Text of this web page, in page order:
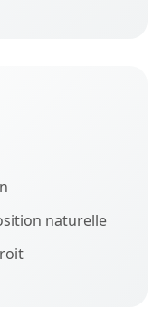
naturelle